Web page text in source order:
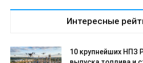
Интересные
10 крупнейших НПЗ